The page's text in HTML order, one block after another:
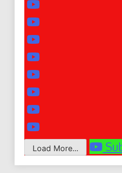
Load More...